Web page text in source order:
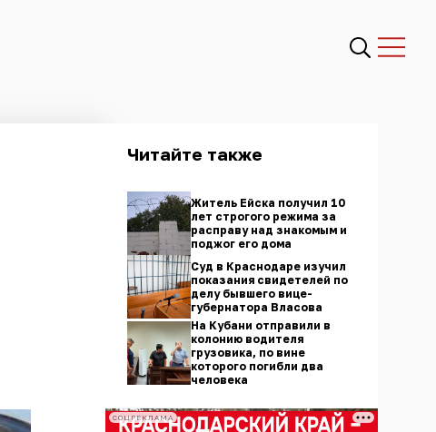
Читайте также
Житель Ейска получил 10
лет строгого режима за
расправу над знакомым и
поджог его дома
Суд в Краснодаре изучил
показания свидетелей по
делу бывшего вице-
губернатора Власова
На Кубани отправили в
колонию водителя
грузовика, по вине
которого погибли два
человека
СОЦРЕКЛАМА